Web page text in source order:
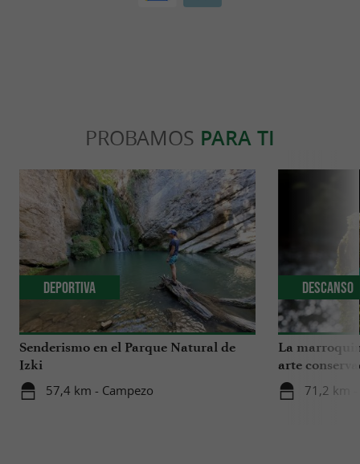
PROBAMOS PARA TI
Senderismo en el Parque Natural de
Izki
57,4 km - Campezo
Deportiva
La
arte
71,2 km -
Descanso